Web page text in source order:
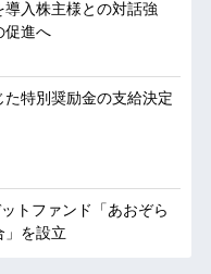
導入株主様との対話強
促進へ
特別奨励金の支給決定
トファンド「あおぞら
」を設立